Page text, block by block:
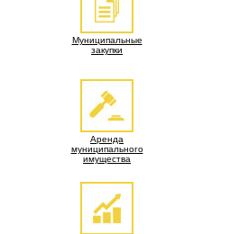
Муниципальные
закупки
Аренда
муниципального
имущества